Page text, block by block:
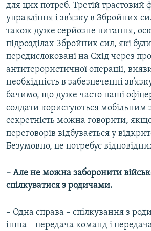
для цих потреб. Третій трастовий
управління і зв’язку в Збройних
також дуже серйозне питання,
підрозділах Збройних сил, які були
передислоковані на Схід через
антитерористичної операції,
необхідність в забезпеченні
бачимо, що дуже часто наші
солдати користуються мобільним
секретність можна говорити,
переговорів відбувається у
Безумовно, це потребує
– Але не можна заборонити
спілкуватися з родичами.
– Одна справа – спілкування з
інша – передача команд і